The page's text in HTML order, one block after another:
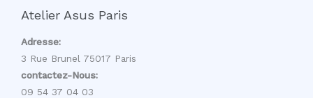
Atelier Asus Paris
Adresse:
3 Rue Brunel 75017 Paris
contactez-Nous:
09 54 37 04 03